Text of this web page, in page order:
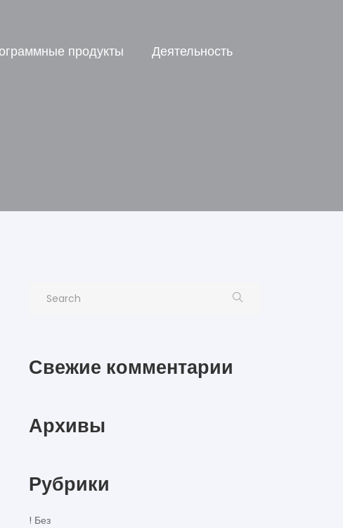
продукты Деятельность
Свежие комментарии
Архивы
Рубрики
! Без